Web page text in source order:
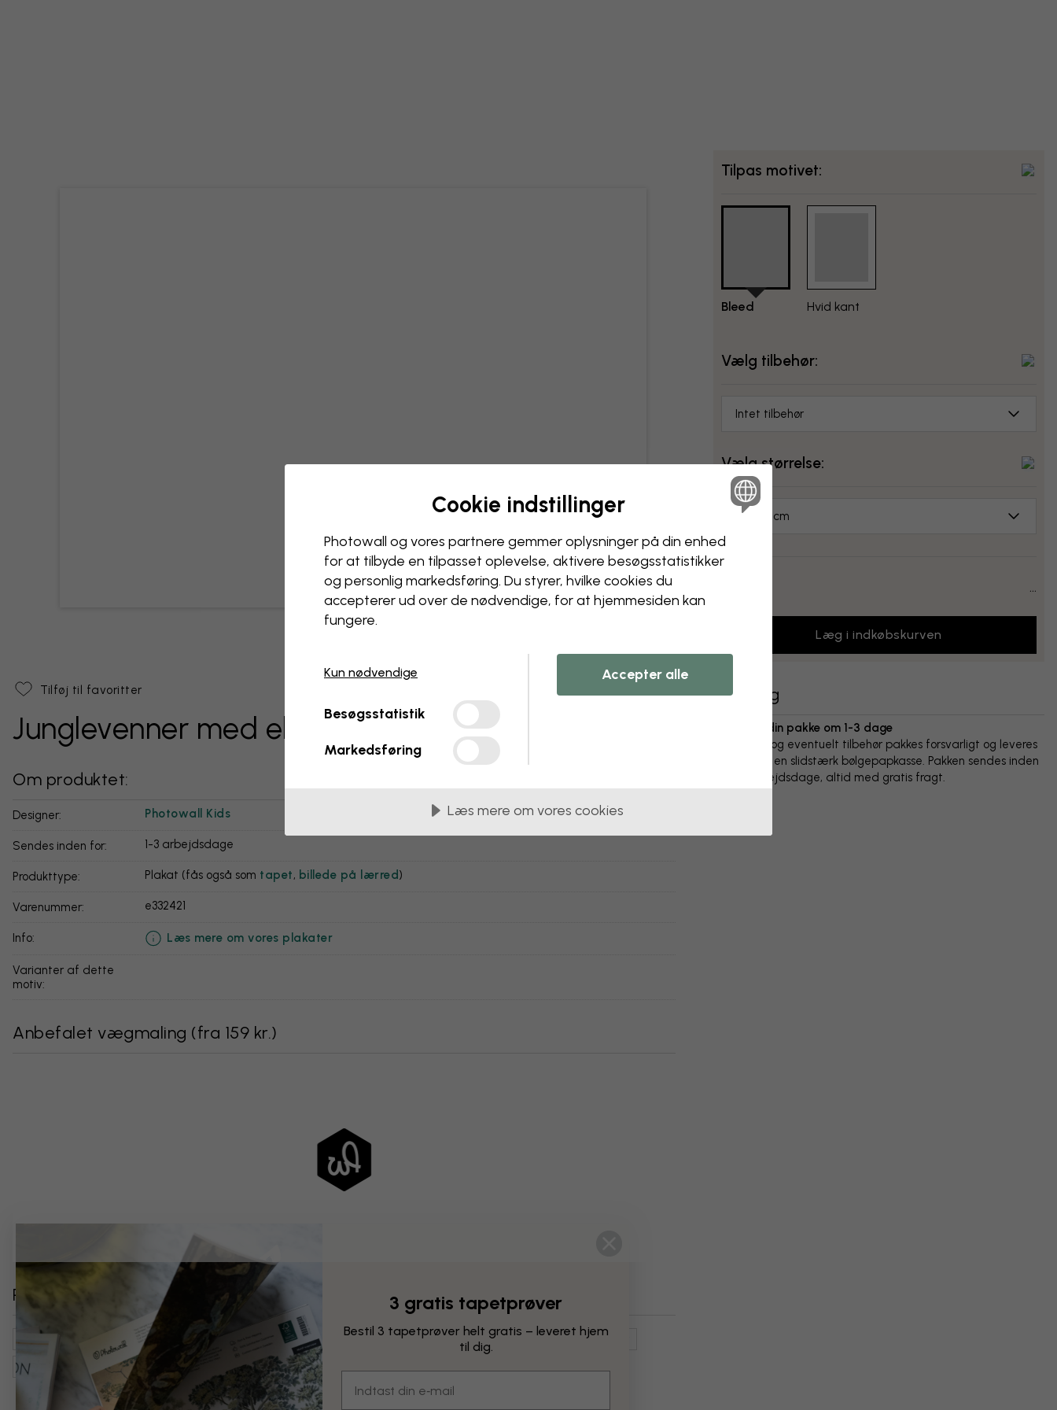
Tilpas motivet:
Bleed Hvid kant
Vælg tilbehør:
Intet tilbehør
Vælg størrelse:
70x50 cm
...
Læg i indkøbskurven
Tilføj til favoritter
Junglevenner med elefant
Om produktet:
Designer: Photowall Kids
Sendes inden for: 1-3 arbejdsdage
Produkttype: Plakat (fås også som tapet, billede på lærred)
Varenummer: e332421
info: Læs mere om vores plakater
Varianter af dette
motiv:
Anbefalet vægmaling (fra 159 kr.)
Relaterede kategorier
Børneværelse Kunst Og Design Illustrationer Dyr
Vilde Dyr Og Safaridyr
Geparder
Aber Giraffer Elefanter Fugle
Levering
Vi sender din pakke om 1-3 dage
Din plakat og eventuelt tilbehør pakkes forsvarligt og leveres
beskyttet i en slidstærk bølgepapkasse. Pakken sendes inden
for 1-3 arbejdsdage, altid med gratis fragt.
3 gratis tapetprøver
Bestil 3 tapetprøver helt gratis – leveret hjem
til dig.
Cookie indstillinger
Photowall og vores partnere gemmer oplysninger på din enhed
for at tilbyde en tilpasset oplevelse, aktivere besøgs­statistikker
og personlig markedsføring. Du styrer, hvilke cookies du
accepterer ud over de nødvendige, for at hjemmesiden kan
fungere.
Kun nødvendige
Besøgsstatistik
Markedsføring
Accepter alle
Læs mere om vores cookies